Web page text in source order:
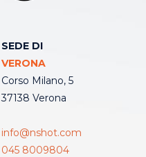
SEDE DI
VERONA
Corso Milano, 5
37138 Verona
info@nshot.com
045 8009804